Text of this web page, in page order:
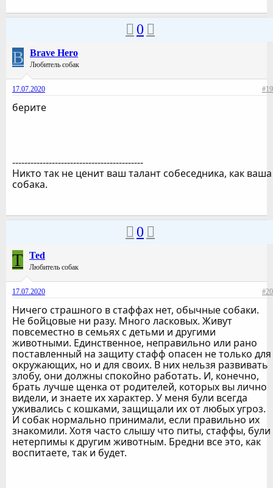
0
B Brave Hero
Любитель собак
17.07.2020 #19
берите
-------------------------------------------
Никто так не ценит ваш талант собеседника, как ваша
собака.
0
T Ted
Любитель собак
17.07.2020 #20
Ничего страшного в стаффах нет, обычные собаки.
Не бойцовые ни разу. Много ласковых. Живут
повсеместно в семьях с детьми и другими
животными. Единственное, неправильно или рано
поставленный на защиту стафф опасен не только для
окружающих, но и для своих. В них нельзя развивать
злобу, они должны спокойно работать. И, конечно,
брать лучше щенка от родителей, которых вы лично
видели, и знаете их характер. У меня були всегда
уживались с кошками, защищали их от любых угроз.
И собак нормально принимали, если правильно их
знакомили. Хотя часто слышу что питы, стаффы, були
нетерпимы к другим животным. Бредни все это, как
воспитаете, так и будет.